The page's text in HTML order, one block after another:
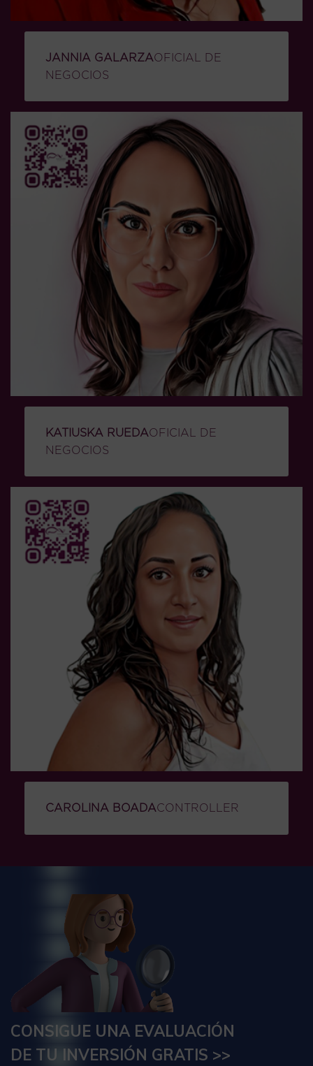
JANNIA GALARZAOFICIAL DE
NEGOCIOS
KATIUSKA RUEDAOFICIAL DE
NEGOCIOS
CAROLINA BOADACONTROLLER
CONSIGUE UNA EVALUACIÓN
DE TU INVERSIÓN GRATIS >>